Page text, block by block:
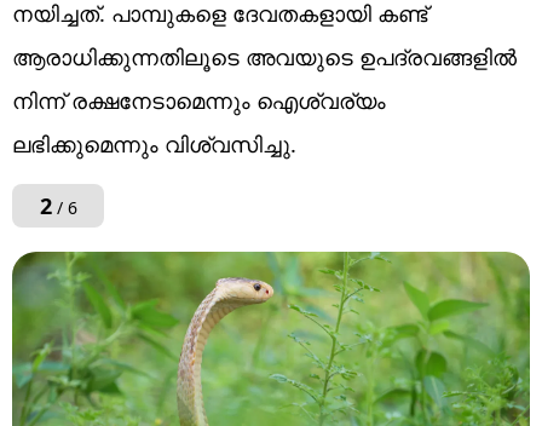
നയിച്ചത്. പാമ്പുകളെ ദേവതകളായി കണ്ട്
ആരാധിക്കുന്നതിലൂടെ അവയുടെ ഉപദ്രവങ്ങളിൽ
നിന്ന് രക്ഷനേടാമെന്നും ഐശ്വര്യം
ലഭിക്കുമെന്നും വിശ്വസിച്ചു.
2/ 6